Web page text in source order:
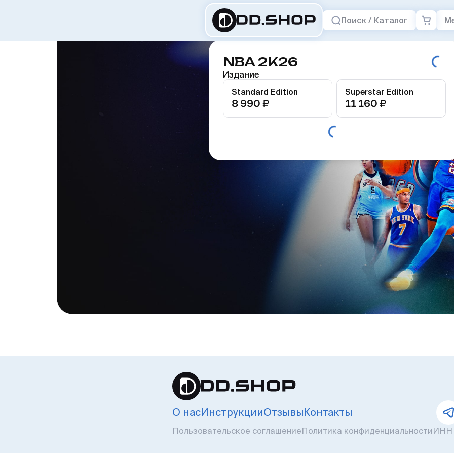
Поиск / Каталог
NBA 2K26
Издание
Standard Edition
8 990 ₽
Superstar Edition
11 160 ₽
О насИнструкцииОтзывыКонтакты
Пользовательское соглашениеПолитика конфиденциальностиИНН